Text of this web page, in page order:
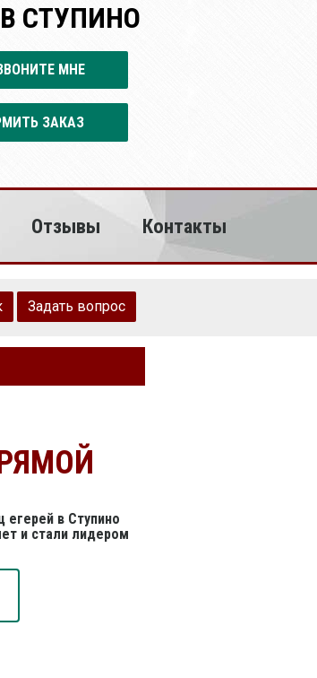
СТУПИНО
МНЕ
ЗАКАЗ
Отзывы Контакты
Задать вопрос
в Ступино
и стали лидером